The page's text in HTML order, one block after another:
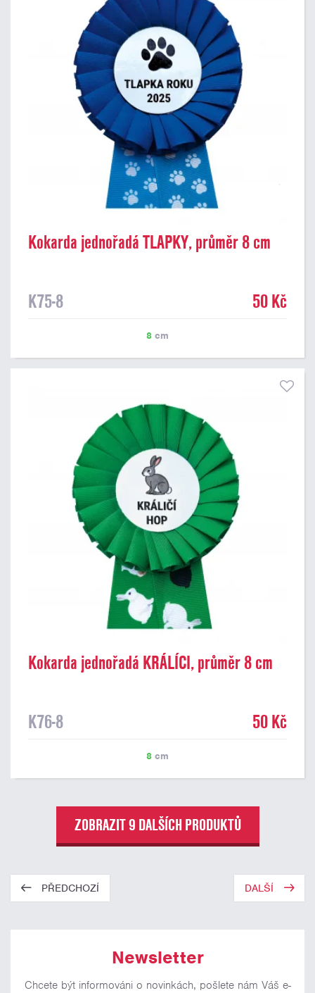
Kokarda jednořadá TLAPKY, průměr 8 cm
K75-8 50 Kč
8 cm
Kokarda jednořadá KRÁLÍCI, průměr 8 cm
K76-8 50 Kč
8 cm
ZOBRAZIT 9 DALŠÍCH PRODUKTŮ
PŘEDCHOZÍ DALŠÍ
Newsletter
Chcete být informováni o novinkách, pošlete nám Váš e-